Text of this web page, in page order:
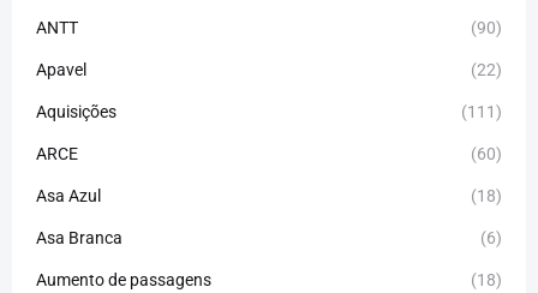
ANTT (90)
Apavel (22)
Aquisições (111)
ARCE (60)
Asa Azul (18)
Asa Branca (6)
Aumento de passagens (18)